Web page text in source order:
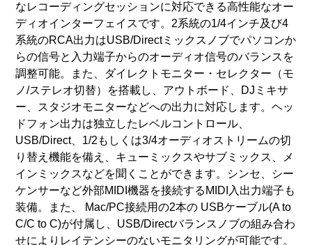
なレコーディングセッションに対応できる高性能なオー
ディオインターフェイスです。2系統の1/4インチ及び4
系統のRCA出力はUSB/Directミックスノブでパソコンか
らの信号と入力端子からのオーディオ信号のバランスを
調整可能。また、ダイレクトモニター・セレクター（モ
ノ/ステレオ切替）を搭載し、アウトボード、DJミキサ
ー、スタジオモニターなどへの出力に対応します。ヘッ
ドフォン出力は独立したレベルコントロール、
USB/Direct、1/2もしくは3/4オーディオストリームの切
り替え機能を備え、キューミックスやサブミックス、メ
インミックスなどを聞くことができます。シンセ、シー
ケンサーなど外部MIDI機器を接続するMIDI入出力端子も
装備。また、 Mac/PC接続用の2本の USBケーブル(A to
C/C to C)が付属し、USB/Directバランスノブの組み合わ
せによりレイテンシーのないモニタリングが可能です。